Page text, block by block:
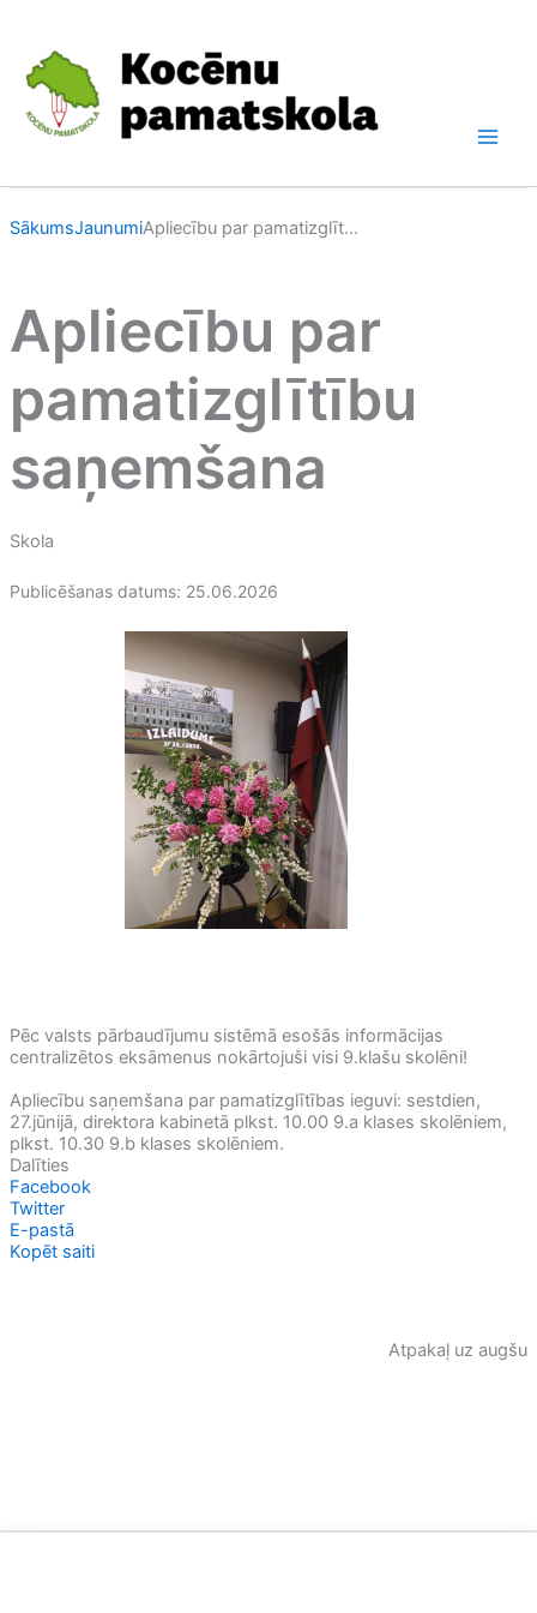
content
SākumsJaunumiApliecību par pamatizglīt...
Apliecību par
pamatizglītību
saņemšana
Skola
Publicēšanas datums: 25.06.2026
Pēc valsts pārbaudījumu sistēmā esošās informācijas
centralizētos eksāmenus nokārtojuši visi 9.klašu skolēni!
Apliecību saņemšana par pamatizglītības ieguvi: sestdien,
27.jūnijā, direktora kabinetā plkst. 10.00 9.a klases skolēniem,
plkst. 10.30 9.b klases skolēniem.
Dalīties
Facebook
Twitter
E-pastā
Kopēt saiti
Atpakaļ uz augšu